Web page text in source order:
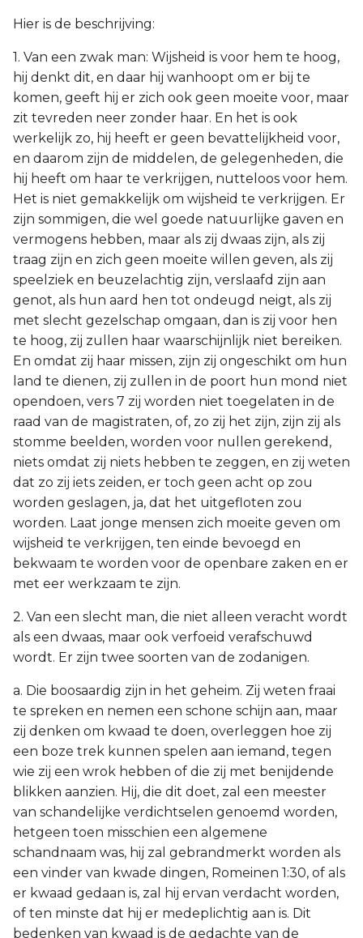
Hier is de beschrijving:
1. Van een zwak man: Wijsheid is voor hem te hoog,
hij denkt dit, en daar hij wanhoopt om er bij te
komen, geeft hij er zich ook geen moeite voor, maar
zit tevreden neer zonder haar. En het is ook
werkelijk zo, hij heeft er geen bevattelijkheid voor,
en daarom zijn de middelen, de gelegenheden, die
hij heeft om haar te verkrijgen, nutteloos voor hem.
Het is niet gemakkelijk om wijsheid te verkrijgen. Er
zijn sommigen, die wel goede natuurlijke gaven en
vermogens hebben, maar als zij dwaas zijn, als zij
traag zijn en zich geen moeite willen geven, als zij
speelziek en beuzelachtig zijn, verslaafd zijn aan
genot, als hun aard hen tot ondeugd neigt, als zij
met slecht gezelschap omgaan, dan is zij voor hen
te hoog, zij zullen haar waarschijnlijk niet bereiken.
En omdat zij haar missen, zijn zij ongeschikt om hun
land te dienen, zij zullen in de poort hun mond niet
opendoen, vers 7 zij worden niet toegelaten in de
raad van de magistraten, of, zo zij het zijn, zijn zij als
stomme beelden, worden voor nullen gerekend,
niets omdat zij niets hebben te zeggen, en zij weten
dat zo zij iets zeiden, er toch geen acht op zou
worden geslagen, ja, dat het uitgefloten zou
worden. Laat jonge mensen zich moeite geven om
wijsheid te verkrijgen, ten einde bevoegd en
bekwaam te worden voor de openbare zaken en er
met eer werkzaam te zijn.
2. Van een slecht man, die niet alleen veracht wordt
als een dwaas, maar ook verfoeid verafschuwd
wordt. Er zijn twee soorten van de zodanigen.
a. Die boosaardig zijn in het geheim. Zij weten fraai
te spreken en nemen een schone schijn aan, maar
zij denken om kwaad te doen, overleggen hoe zij
een boze trek kunnen spelen aan iemand, tegen
wie zij een wrok hebben of die zij met benijdende
blikken aanzien. Hij, die dit doet, zal een meester
van schandelijke verdichtselen genoemd worden,
hetgeen toen misschien een algemene
schandnaam was, hij zal gebrandmerkt worden als
een vinder van kwade dingen, Romeinen 1:30, of als
er kwaad gedaan is, zal hij ervan verdacht worden,
of ten minste dat hij er medeplichtig aan is. Dit
bedenken van kwaad is de gedachte van de